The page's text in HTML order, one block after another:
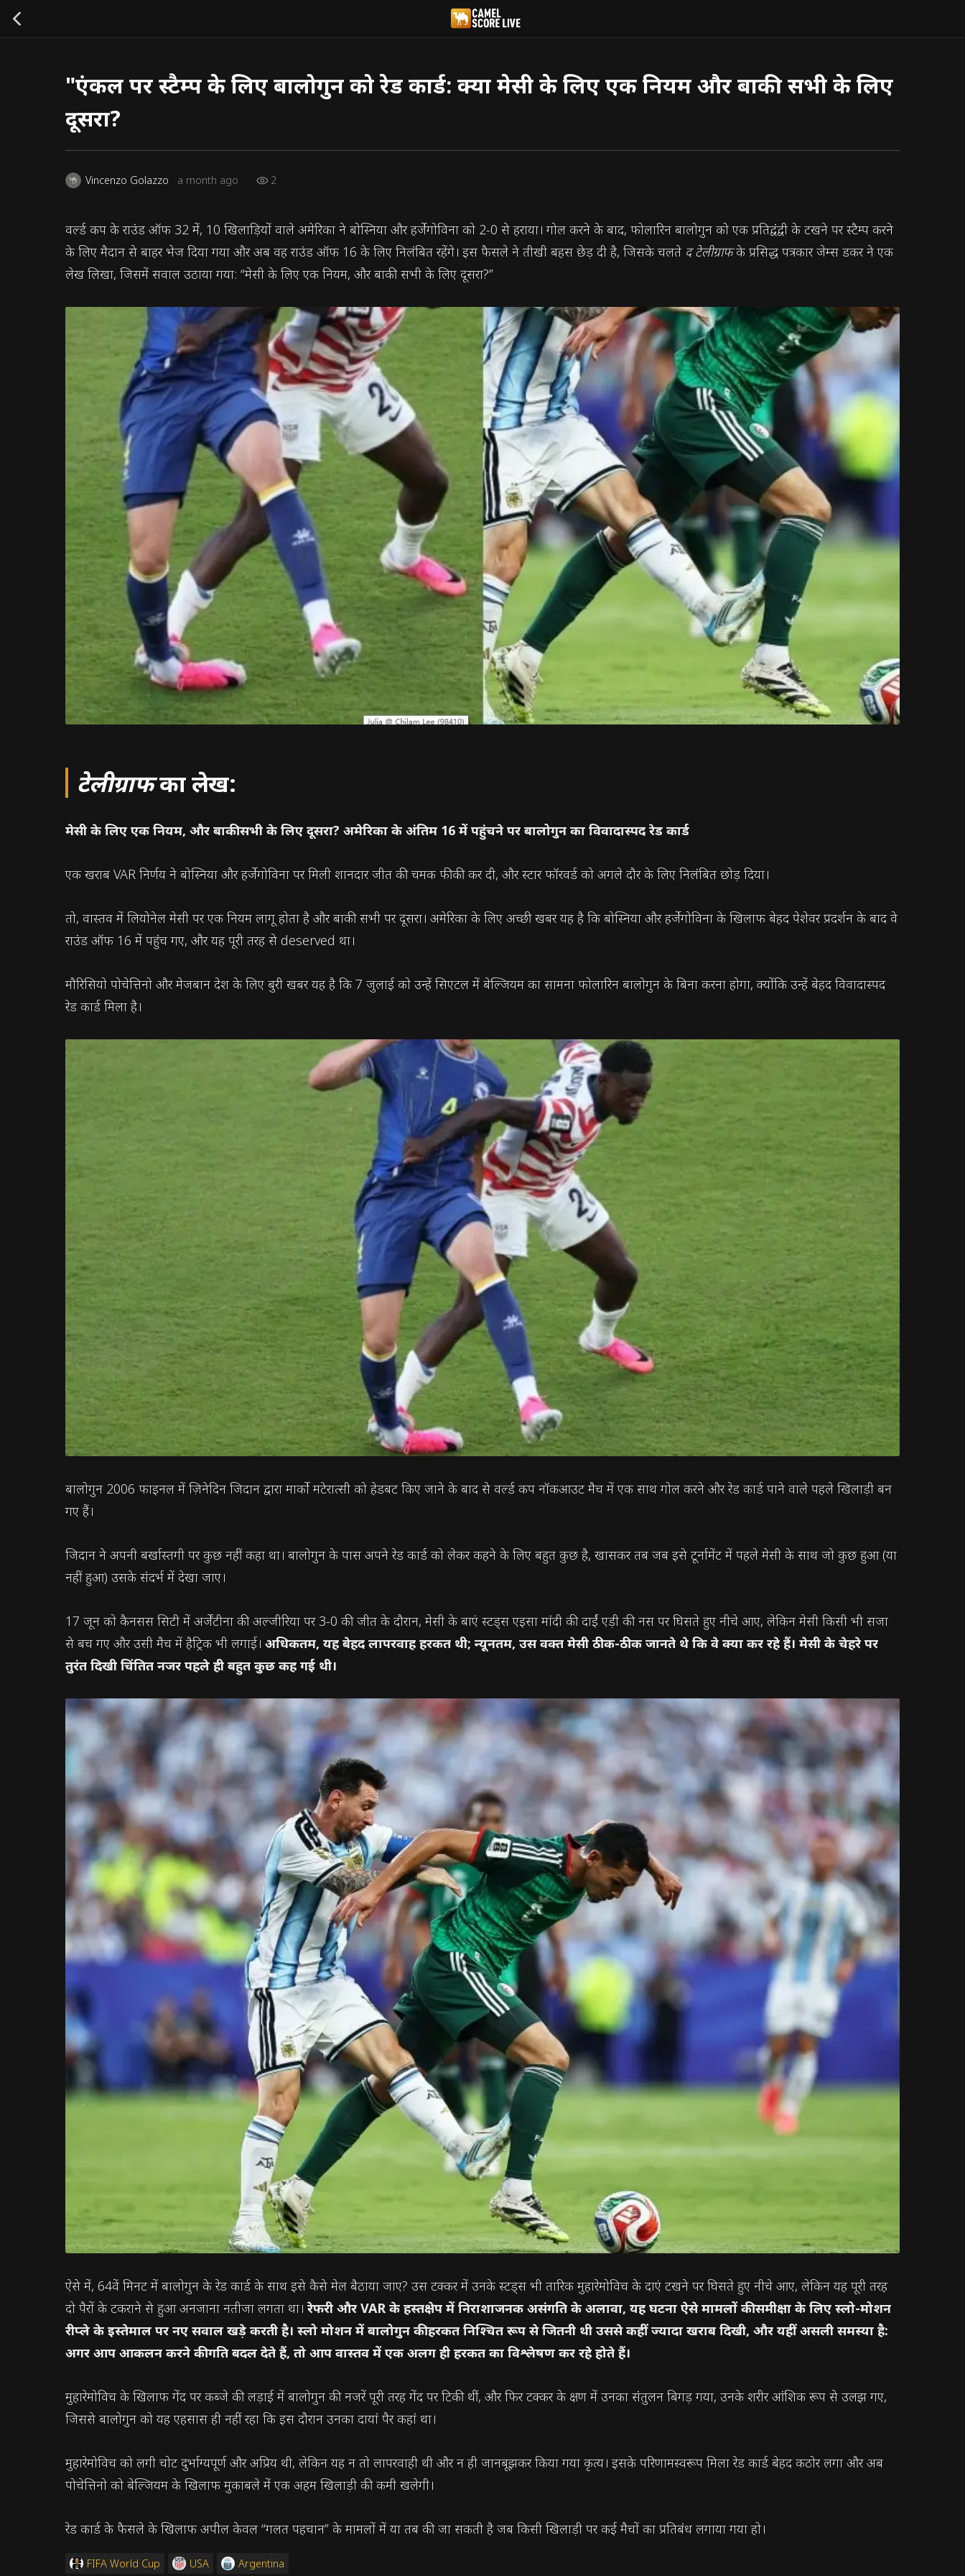
"एंकल पर स्टैम्प के लिए बालोगुन को रेड कार्ड: क्या मेसी के लिए एक नियम और बाकी सभी के लिए
दूसरा?
Vincenzo Golazzo a month ago 2
वर्ल्ड कप के राउंड ऑफ 32 में, 10 खिलाड़ियों वाले अमेरिका ने बोस्निया और हर्जेगोविना को 2-0 से हराया। गोल करने के बाद, फोलारिन बालोगुन को एक प्रतिद्वंद्वी के टखने पर स्टैम्प करने
के लिए मैदान से बाहर भेज दिया गया और अब वह राउंड ऑफ 16 के लिए निलंबित रहेंगे। इस फैसले ने तीखी बहस छेड़ दी है, जिसके चलते द टेलीग्राफके प्रसिद्ध पत्रकार जेम्स डकर ने एक
लेख लिखा, जिसमें सवाल उठाया गया: “मेसी के लिए एक नियम, और बाकी सभी के लिए दूसरा?”
टेलीग्राफका लेख:
मेसी के लिए एक नियम, और बाकी सभी के लिए दूसरा? अमेरिका के अंतिम 16 में पहुंचने पर बालोगुन का विवादास्पद रेड कार्ड
एक खराब VAR निर्णय ने बोस्निया और हर्जेगोविना पर मिली शानदार जीत की चमक फीकी कर दी, और स्टार फॉरवर्ड को अगले दौर के लिए निलंबित छोड़ दिया।
तो, वास्तव में लियोनेल मेसी पर एक नियम लागू होता है और बाकी सभी पर दूसरा। अमेरिका के लिए अच्छी खबर यह है कि बोस्निया और हर्जेगोविना के खिलाफ बेहद पेशेवर प्रदर्शन के बाद वे
राउंड ऑफ 16 में पहुंच गए, और यह पूरी तरह से deserved था।
मौरिसियो पोचेत्तिनो और मेजबान देश के लिए बुरी खबर यह है कि 7 जुलाई को उन्हें सिएटल में बेल्जियम का सामना फोलारिन बालोगुन के बिना करना होगा, क्योंकि उन्हें बेहद विवादास्पद
रेड कार्ड मिला है।
बालोगुन 2006 फाइनल में ज़िनेदिन जिदान द्वारा मार्को मटेरात्सी को हेडबट किए जाने के बाद से वर्ल्ड कप नॉकआउट मैच में एक साथ गोल करने और रेड कार्ड पाने वाले पहले खिलाड़ी बन
गए हैं।
जिदान ने अपनी बर्खास्तगी पर कुछ नहीं कहा था। बालोगुन के पास अपने रेड कार्ड को लेकर कहने के लिए बहुत कुछ है, खासकर तब जब इसे टूर्नामेंट में पहले मेसी के साथ जो कुछ हुआ (या
नहीं हुआ) उसके संदर्भ में देखा जाए।
17 जून को कैनसस सिटी में अर्जेंटीना की अल्जीरिया पर 3-0 की जीत के दौरान, मेसी के बाएं स्टड्स एइसा मांदी की दाईं एड़ी की नस पर घिसते हुए नीचे आए, लेकिन मेसी किसी भी सजा
से बच गए और उसी मैच में हैट्रिक भी लगाई।अधिकतम, यह बेहद लापरवाह हरकत थी; न्यूनतम, उस वक्त मेसी ठीक-ठीक जानते थे कि वे क्या कर रहे हैं। मेसी के चेहरे पर
तुरंत दिखी चिंतित नजर पहले ही बहुत कुछ कह गई थी।
ऐसे में, 64वें मिनट में बालोगुन के रेड कार्ड के साथ इसे कैसे मेल बैठाया जाए? उस टक्कर में उनके स्टड्स भी तारिक मुहारेमोविच के दाएं टखने पर घिसते हुए नीचे आए, लेकिन यह पूरी तरह
दो पैरों के टकराने से हुआ अनजाना नतीजा लगता था।रेफरी और VAR के हस्तक्षेप में निराशाजनक असंगति के अलावा, यह घटना ऐसे मामलों की समीक्षा के लिए स्लो-मोशन
रीप्ले के इस्तेमाल पर नए सवाल खड़े करती है। स्लो मोशन में बालोगुन की हरकत निश्चित रूप से जितनी थी उससे कहीं ज्यादा खराब दिखी, और यहीं असली समस्या है:
अगर आप आकलन करने की गति बदल देते हैं, तो आप वास्तव में एक अलग ही हरकत का विश्लेषण कर रहे होते हैं।
मुहारेमोविच के खिलाफ गेंद पर कब्जे की लड़ाई में बालोगुन की नजरें पूरी तरह गेंद पर टिकी थीं, और फिर टक्कर के क्षण में उनका संतुलन बिगड़ गया, उनके शरीर आंशिक रूप से उलझ गए,
जिससे बालोगुन को यह एहसास ही नहीं रहा कि इस दौरान उनका दायां पैर कहां था।
मुहारेमोविच को लगी चोट दुर्भाग्यपूर्ण और अप्रिय थी, लेकिन यह न तो लापरवाही थी और न ही जानबूझकर किया गया कृत्य। इसके परिणामस्वरूप मिला रेड कार्ड बेहद कठोर लगा और अब
पोचेत्तिनो को बेल्जियम के खिलाफ मुकाबले में एक अहम खिलाड़ी की कमी खलेगी।
रेड कार्ड के फैसले के खिलाफ अपील केवल “गलत पहचान” के मामलों में या तब की जा सकती है जब किसी खिलाड़ी पर कई मैचों का प्रतिबंध लगाया गया हो।
FIFA World Cup USA Argentina